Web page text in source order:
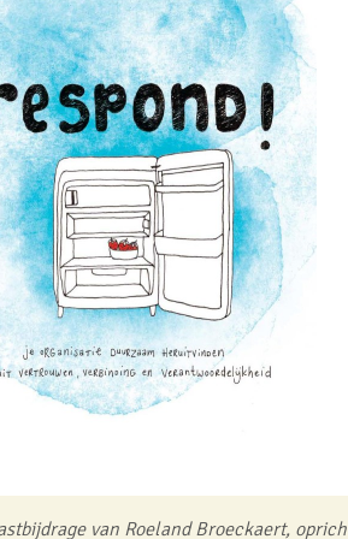
van Roeland Broeckaert,